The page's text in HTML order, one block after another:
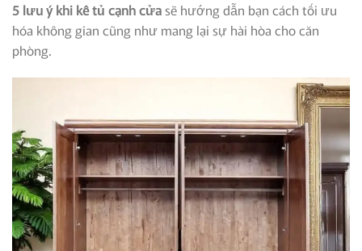
5 lưu ý khi kê tủ cạnh cửa sẽ hướng dẫn bạn cách tối ưu
hóa không gian cũng như mang lại sự hài hòa cho căn
phòng.